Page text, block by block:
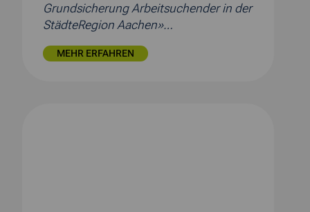
Grundsicherung Arbeitsuchender in der
StädteRegion Aachen»…
MEHR ERFAHREN